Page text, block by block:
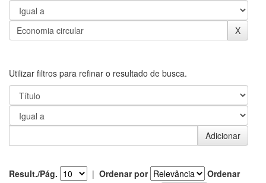
Utilizar filtros para refinar o resultado de busca.
Result./Pág. | Ordenar por
Ordenar